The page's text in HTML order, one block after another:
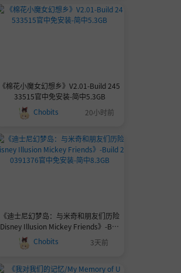
《棉花小魔女幻想乡》V2.01-Build 245
33515官中免安装-简中5.3GB
Chobits
20小时前
《迪士尼幻梦岛：与米奇和朋友们历险
Disney Illusion Mickey Friends》-Buil
d 20391376官中免安装-简中8.3GB
Chobits 3天前